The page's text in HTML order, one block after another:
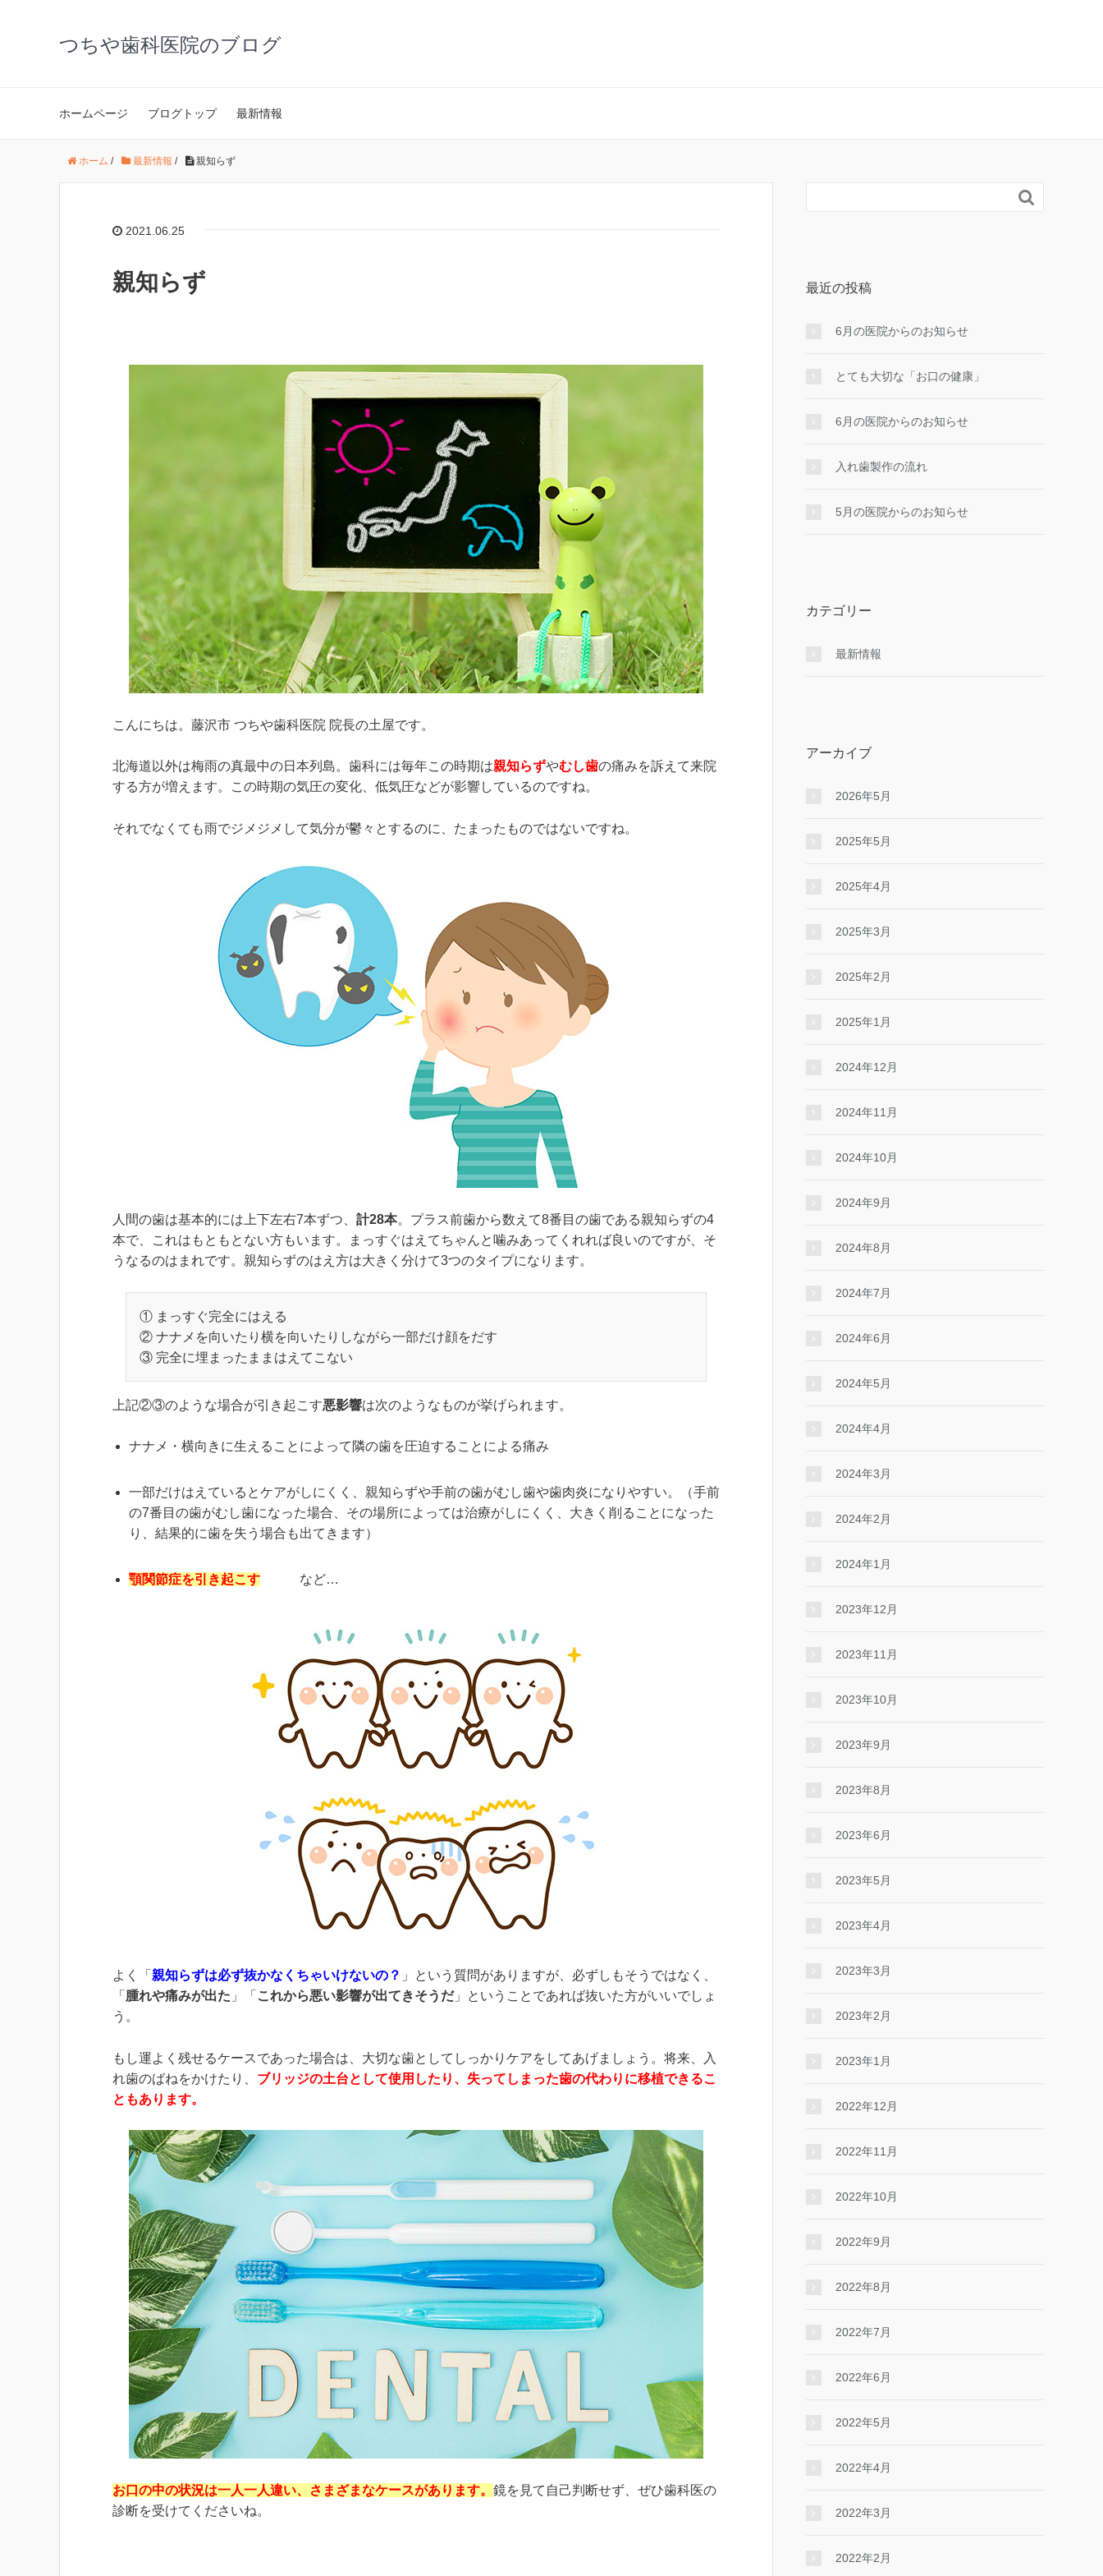
つちや歯科医院のブログ
ホームページ ブログトップ 最新情報
ホーム / 最新情報 / 親知らず
2021.06.25
親知らず
こんにちは。藤沢市 つちや歯科医院 院長の土屋です。
北海道以外は梅雨の真最中の日本列島。歯科には毎年この時期は親知らずやむし歯の痛みを訴えて来院
する方が増えます。この時期の気圧の変化、低気圧などが影響しているのですね。
それでなくても雨でジメジメして気分が鬱々とするのに、たまったものではないですね。
人間の歯は基本的には上下左右7本ずつ、 計28本。プラス前歯から数えて8番目の歯である親知らずの4
本で、これはもともとない方もいます。まっすぐはえてちゃんと噛みあってくれれば良いのですが、そ
うなるのはまれです。親知らずのはえ方は大きく分けて3つのタイプになります。
① まっすぐ完全にはえる
② ナナメを向いたり横を向いたりしながら一部だけ顔をだす
③ 完全に埋まったままはえてこない
上記②③のような場合が引き起こす悪影響は次のようなものが挙げられます。
ナナメ・横向きに生えることによって隣の歯を圧迫することによる痛み
一部だけはえているとケアがしにくく、親知らずや手前の歯がむし歯や歯肉炎になりやすい。（手前
の7番目の歯がむし歯になった場合、その場所によっては治療がしにくく、大きく削ることになった
り、結果的に歯を失う場合も出てきます）
顎関節症を引き起こす など…
よく「 親知らずは必ず抜かなくちゃいけないの？ 」という質問がありますが、必ずしもそうではなく、
「 腫れや痛みが出た 」「 これから悪い影響が出てきそうだ」ということであれば抜いた方がいいでしょ
う。
もし運よく残せるケースであった場合は、大切な歯としてしっかりケアをしてあげましょう。将来、入
れ歯のばねをかけたり、 ブリッジの土台として使用したり、失ってしまった歯の代わりに移植できるこ
ともあります。
お口の中の状況は一人一人違い、さまざまなケースがあります。 鏡を見て自己判断せず、ぜひ歯科医の
診断を受けてくださいね。

最近の投稿
6月の医院からのお知らせ
とても大切な「お口の健康」
6月の医院からのお知らせ
入れ⻭製作の流れ
5月の医院からのお知らせ
カテゴリー
最新情報
アーカイブ
2026年5月
2025年5月
2025年4月
2025年3月
2025年2月
2025年1月
2024年12月
2024年11月
2024年10月
2024年9月
2024年8月
2024年7月
2024年6月
2024年5月
2024年4月
2024年3月
2024年2月
2024年1月
2023年12月
2023年11月
2023年10月
2023年9月
2023年8月
2023年6月
2023年5月
2023年4月
2023年3月
2023年2月
2023年1月
2022年12月
2022年11月
2022年10月
2022年9月
2022年8月
2022年7月
2022年6月
2022年5月
2022年4月
2022年3月
2022年2月